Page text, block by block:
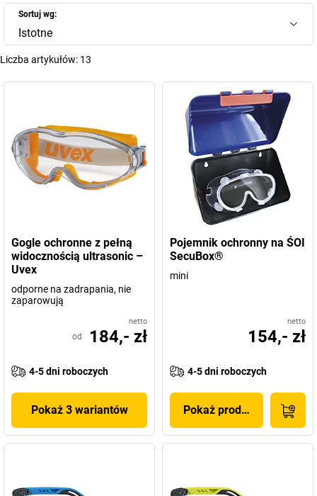
Sortuj wg:
Istotne
Liczba artykułów: 13
Gogle ochronne z pełną
widocznością ultrasonic –
Uvex
odporne na zadrapania, nie
zaparowują
netto
od 184,- zł
4-5 dni roboczych
Pokaż 3 wariantów
Pojemnik ochronny na ŚOI
SecuBox®
mini
netto
154,- zł
4-5 dni roboczych
Pokaż produkt